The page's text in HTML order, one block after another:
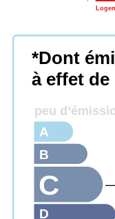
*Dont
à effet de
peu
D
C
B
A